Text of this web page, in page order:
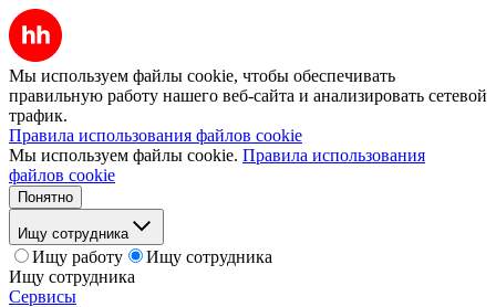
Мы используем файлы cookie, чтобы обеспечивать
правильную работу нашего веб-сайта и анализировать сетевой
трафик.
Правила использования файлов cookie
Мы используем файлы cookie. Правила использования
файлов cookie
Понятно
Ищу сотрудника
Ищу работу
Ищу сотрудника
Ищу сотрудника
Сервисы